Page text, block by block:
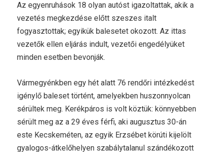
Az egyenruhások 18 olyan autóst igazoltattak, akik a
vezetés megkezdése előtt szeszes italt
fogyasztottak; egyikük balesetet okozott. Az ittas
vezetők ellen eljárás indult, vezetői engedélyüket
minden esetben bevonják.
Vármegyénkben egy hét alatt 76 rendőri intézkedést
igénylő baleset történt, amelyekben huszonnyolcan
sérültek meg. Kerékpáros is volt köztük: könnyebben
sérült meg az a 29 éves férfi, aki augusztus 30-án
este Kecskeméten, az egyik Erzsébet körúti kijelölt
gyalogos-átkelőhelyen szabálytalanul szándékozott